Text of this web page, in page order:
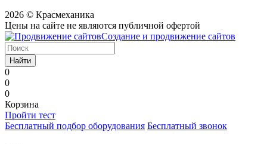
2026 © Красмеханика
Цены на сайте не являются публичной офертой
Создание и продвижение сайтов
Найти
0
0
0
Корзина
Пройти тест
Бесплатный подбор оборудования Бесплатный звонок